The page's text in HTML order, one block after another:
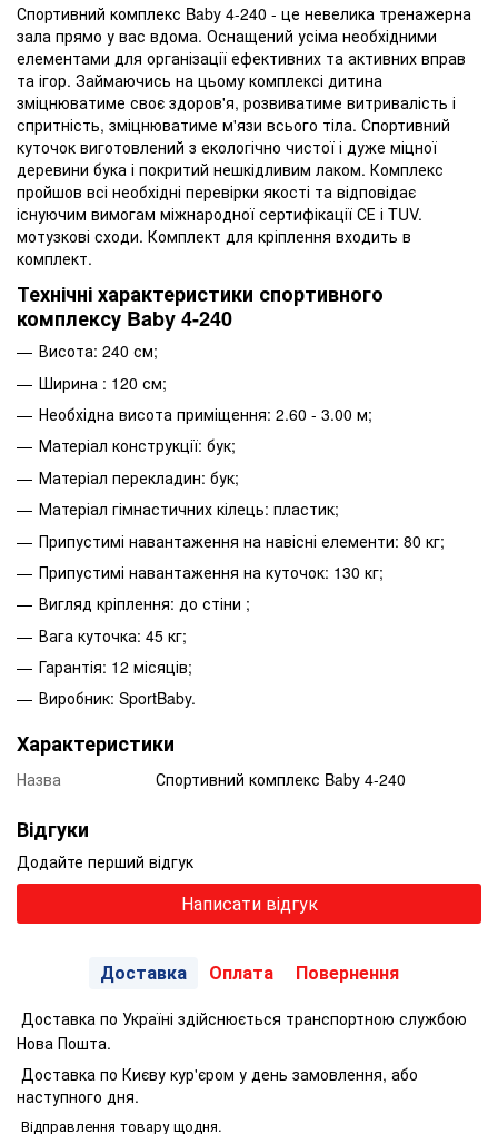
Спортивний комплекс Baby 4-240 - це невелика тренажерна
зала прямо у вас вдома. Оснащений усіма необхідними
елементами для організації ефективних та активних вправ
та ігор. Займаючись на цьому комплексі дитина
зміцнюватиме своє здоров'я, розвиватиме витривалість і
спритність, зміцнюватиме м'язи всього тіла. Спортивний
куточок виготовлений з екологічно чистої і дуже міцної
деревини бука і покритий нешкідливим лаком. Комплекс
пройшов всі необхідні перевірки якості та відповідає
існуючим вимогам міжнародної сертифікації СЕ і TUV.
мотузкові сходи. Комплект для кріплення входить в
комплект.
Технічні характеристики спортивного
комплексу Baby 4-240
Висота: 240 см;
Ширина : 120 см;
Необхідна висота приміщення: 2.60 - 3.00 м;
Матеріал конструкції: бук;
Матеріал перекладин: бук;
Матеріал гімнастичних кілець: пластик;
Припустимі навантаження на навісні елементи: 80 кг;
Припустимі навантаження на куточок: 130 кг;
Вигляд кріплення: до стіни ;
Вага куточка: 45 кг;
Гарантія: 12 місяців;
Виробник: SportBaby.
Характеристики
Назва Спортивний комплекс Baby 4-240
Відгуки
Додайте перший відгук
Написати відгук
Доставка Оплата Повернення
Доставка по Україні здійснюється транспортною службою
Нова Пошта.
Доставка по Києву кур'єром у день замовлення, або
наступного дня.
Відправлення товару щодня.